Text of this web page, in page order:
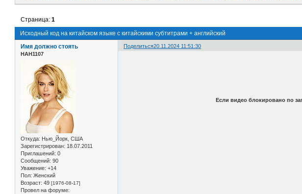
Исходный код на китайском языке с китайскими субтитрами + английский
Страница:1
Поделиться20.11.2024 11:51:30
Имя должно стоять
НАН1107
Откуда: Нью_Йорк, США
Зарегистрирован: 18.07.2011
Приглашений: 0
Сообщений: 90
Уважение: +14
Пол: Женский
Возраст: 49 [1976-08-17]
Провел на форуме:
Если видео блокировано по